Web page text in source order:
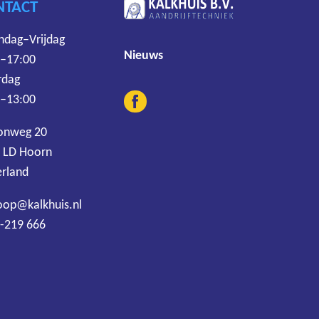
20
LD Hoorn
219 666
Nieuws